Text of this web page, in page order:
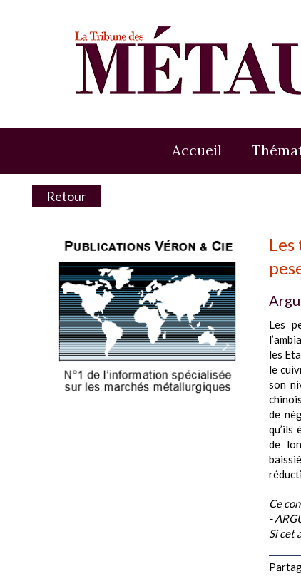
Accueil
Retour
Les
les
le
son
de
qu’ils
de
Ce
-
Si cet